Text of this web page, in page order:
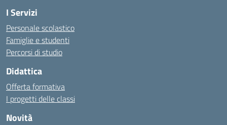
I Servizi
Personale scolastico
Famiglie e studenti
Percorsi di studio
Didattica
Offerta formativa
I progetti delle classi
Novità